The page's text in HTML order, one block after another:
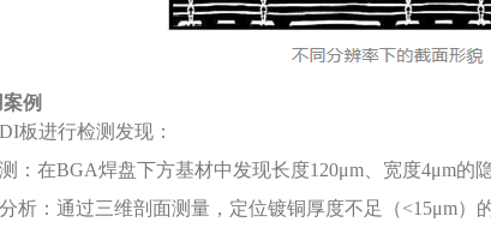
例
板进行检测发现：
：在BGA焊盘下方基材中发现长度120μm、宽度4μm的
析：通过三维剖面测量，定位镀铜厚度不足（<15μm）